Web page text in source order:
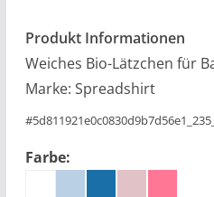
Produkt Informationen
Weiches Bio-Lätzchen für
Marke: Spreadshirt
#
Farbe: